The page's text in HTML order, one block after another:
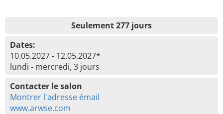
Seulement 277 jours
Dates:
10.05.2027 - 12.05.2027*
lundi - mercredi, 3 jours
Contacter le salon
Montrer l'adresse émail
www.arwse.com